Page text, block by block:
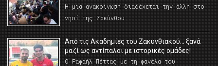
Η μια ανακοίνωση διαδέχεται την άλλη στο
νησί της Ζακύνθου …
Από τις Ακαδημίες του Ζακυνθιακού… ξανά
μαζί ως αντίπαλοι με ιστορικές ομάδες!
Ο Ραφαήλ Πέττας με τη φανέλα του